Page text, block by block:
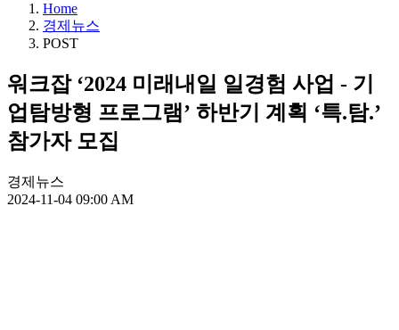
Home
경제뉴스
POST
워크잡 ‘2024 미래내일 일경험 사업 - 기
업탐방형 프로그램’ 하반기 계획 ‘특.탐.’
참가자 모집
경제뉴스
2024-11-04 09:00 AM